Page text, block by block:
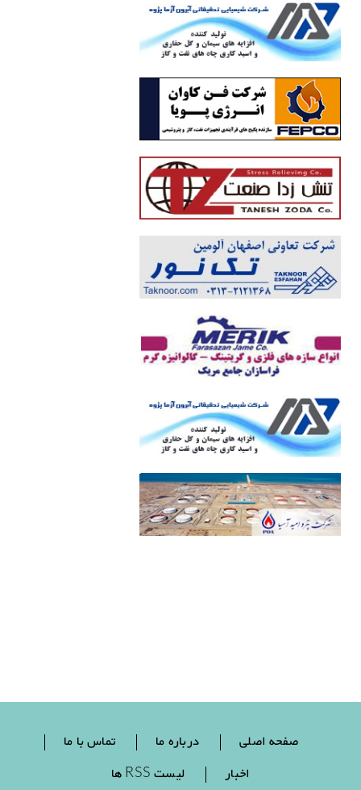
صفحه اصلی درباره ما
تماس با ما
اخبار
لیست RSS ها